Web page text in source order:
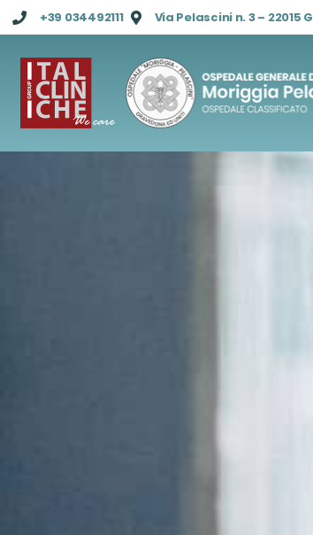
+39 034492111 Via Pelascini n. 3 – 22015